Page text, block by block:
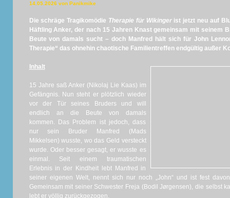
14.05.2026 von Panikmike
Die schräge Tragikomödie Therapie für Wikingerist jetzt neu auf
Häftling Anker, der nach 15 Jahren Knast gemeinsam mit seinem
Beute von damals sucht – doch Manfred hält sich für John
Therapie“ das ohnehin chaotische Familientreffen endgültig außer
Inhalt
15 Jahre saß Anker (Nikolaj Lie Kaas) im
Gefängnis. Nun steht er plötzlich wieder
vor der Tür seines Bruders und will
endlich an die Beute von damals
kommen. Das Problem ist jedoch, dass
nur sein Bruder Manfred (Mads
Mikkelsen) wusste, wo das Geld versteckt
wurde. Oder besser gesagt, er wusste es
einmal. Seit einem traumatischen
Erlebnis in der Kindheit lebt Manfred in
seiner eigenen Welt, nennt sich nur noch „John“ und ist fest
Gemeinsam mit seiner Schwester Freja (Bodil Jørgensen), die selbst
lebt er völlig zurückgezogen.